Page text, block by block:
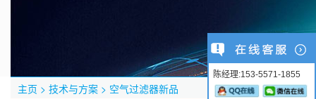
主页 > 技术与方案 > 空气过滤器新品
陈经理:153-5571-1855